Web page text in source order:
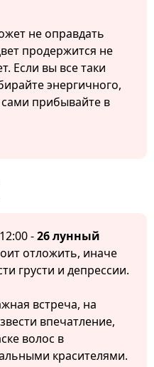
не оправдать
продержится не
Если вы все таки
энергичного,
прибывайте в
-26 лунный
отложить, иначе
грусти и депрессии.
встреча, на
впечатление,
волос в
красителями.